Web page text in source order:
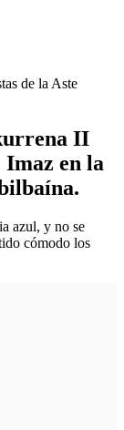
II
en la
azul, y no se
cómodo los